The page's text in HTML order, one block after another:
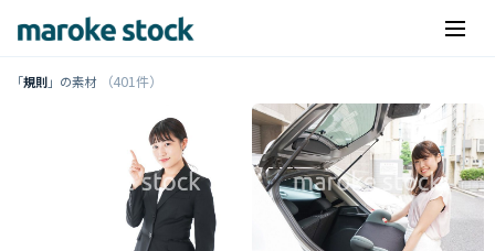
「規則」の素材 （401件）